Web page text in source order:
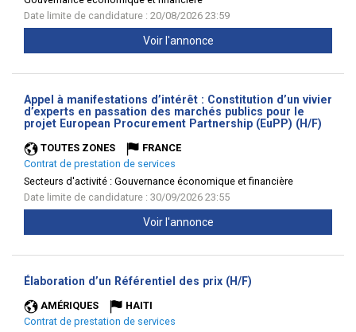
Date limite de candidature : 20/08/2026 23:59
Voir l'annonce
Appel à manifestations d’intérêt : Constitution d’un vivier
d’experts en passation des marchés publics pour le
projet European Procurement Partnership (EuPP) (H/F)
TOUTES ZONES
FRANCE
Contrat de prestation de services
Secteurs d'activité : Gouvernance économique et financière
Date limite de candidature : 30/09/2026 23:55
Voir l'annonce
Élaboration d’un Référentiel des prix (H/F)
AMÉRIQUES
HAITI
Contrat de prestation de services